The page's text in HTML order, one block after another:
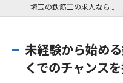
埼玉の鉄筋工の求人なら株式会社クライム・サクシード
未経験から始め
くでのチャンス